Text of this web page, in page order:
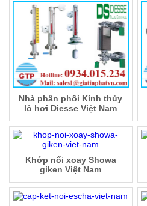
Nhà phân phối Kính thủy
lò hơi Diesse Việt Nam
Khớp nối xoay Showa
giken Việt Nam